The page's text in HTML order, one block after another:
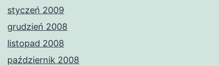
styczeń 2009
grudzień 2008
listopad 2008
październik 2008